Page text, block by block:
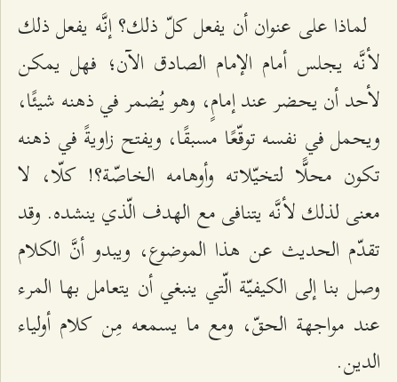
لماذا على عنوان أن يفعل كلّ ذلك؟ إنَّه يفعل ذلك
لأنَّه يجلس أمام الإمام الصادق الآن؛ فهل يمكن
لأحد أن يحضر عند إمامٍ، وهو يُضمر في ذهنه شيئًا،
ويحمل في نفسه توقّعًا مسبقًا، ويفتح زاويةً في ذهنه
تكون محلًّا لتخيّلاته وأوهامه الخاصّة؟! كلّا، لا
معنى لذلك لأنَّه يتنافى مع الهدف الّذي ينشده. وقد
تقدّم الحديث عن هذا الموضوع، ويبدو أنَّ الكلام
وصل بنا إلى الكيفيّة الّتي ينبغي أن يتعامل بها المرء
عند مواجهة الحقّ، ومع ما يسمعه مِن كلام أولياء
الدين.